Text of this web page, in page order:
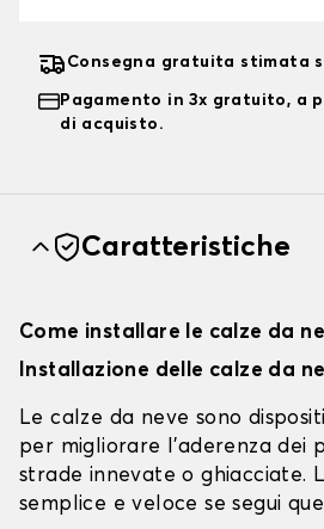
Consegna gratuita stimata
Pagamento in 3x gratuito, a
di acquisto.
Caratteristiche
Come installare le calze da
Installazione delle calze da
Le calze da neve sono
per migliorare l'aderenza dei
strade innevate o ghiacciate.
semplice e veloce se segui